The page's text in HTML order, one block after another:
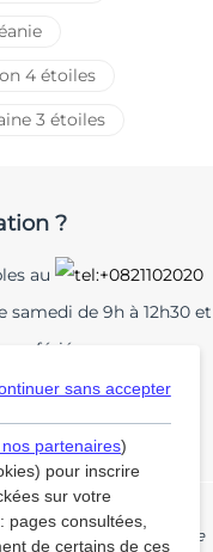
4 étoiles
3 étoiles
?
au
samedi de 9h à 12h30 et
fériés
vente
et cookies
dans nos Conditions
de Cdiscount ou de
partenaires)
pour inscrire
sur votre
consultées,
de certains de ces
sans accepter